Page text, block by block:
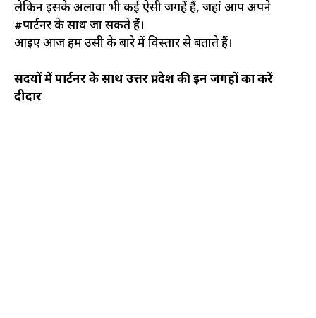
लेकिन इसके अलावा भी कई ऐसी जगहें हैं, जहां आप अपने
#पार्टनर के साथ जा सकते हैं।
आइए आज हम उसी के बारे में विस्तार से बताते हैं।
सर्दियों में पार्टनर के साथ उत्तर प्रदेश की इन जगहों का करें
दीदार